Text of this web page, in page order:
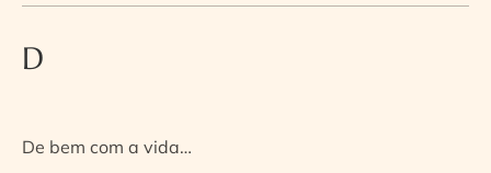
D
De bem com a vida…